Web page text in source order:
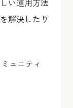
い運用方法
解決したり
ュニティ